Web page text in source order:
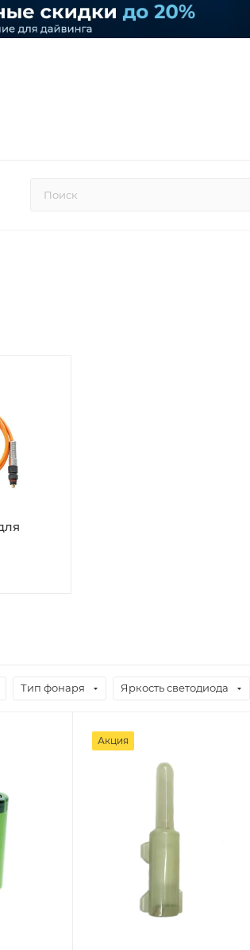
Тип фонаря Яркость светодиода
Акция